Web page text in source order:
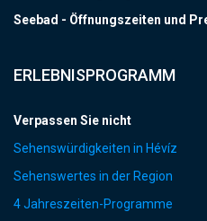
Seebad - Öffnungszeiten und
ERLEBNISPROGRAMM
Verpassen Sie nicht
Sehenswürdigkeiten in Hévíz
Sehenswertes in der Region
4 Jahreszeiten-Programme